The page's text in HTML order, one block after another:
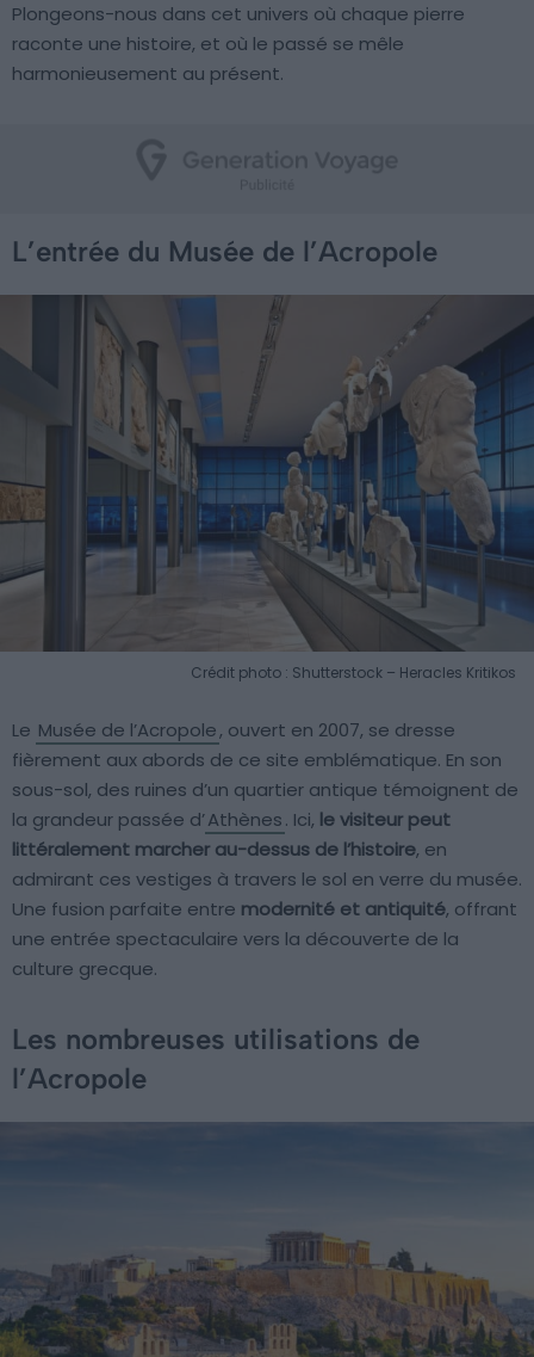
Plongeons-nous dans cet univers où chaque pierre
raconte une histoire, et où le passé se mêle
harmonieusement au présent.
L’entrée du Musée de l’Acropole
Crédit photo : Shutterstock – Heracles Kritikos
Le Musée de l’Acropole, ouvert en 2007, se dresse
fièrement aux abords de ce site emblématique. En son
sous-sol, des ruines d’un quartier antique témoignent de
la grandeur passée d’Athènes. Ici, le visiteur peut
littéralement marcher au-dessus de l’histoire, en
admirant ces vestiges à travers le sol en verre du musée.
Une fusion parfaite entre modernité et antiquité, offrant
une entrée spectaculaire vers la découverte de la
culture grecque.
Les nombreuses utilisations de
l’Acropole